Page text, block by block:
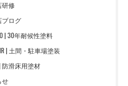
研修
ブログ
| 30年耐候性塗料
| 土間・駐車場塗装
防滑床用塗材
せ